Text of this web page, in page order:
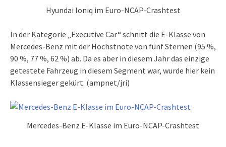
Hyundai Ioniq im Euro-NCAP-Crashtest
In der Kategorie „Executive Car“ schnitt die E-Klasse von
Mercedes-Benz mit der Höchstnote von fünf Sternen (95 %,
90 %, 77 %, 62 %) ab. Da es aber in diesem Jahr das einzige
getestete Fahrzeug in diesem Segment war, wurde hier kein
Klassensieger gekürt. (ampnet/jri)
Mercedes-Benz E-Klasse im Euro-NCAP-Crashtest